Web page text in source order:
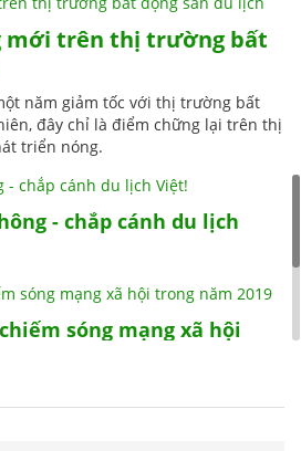
trên thị trường bất
năm giảm tốc với thị trường bất
đây chỉ là điểm chững lại trên thị
triển nóng.
- chắp cánh du lịch
sóng mạng xã hội